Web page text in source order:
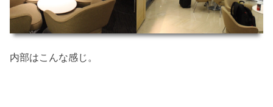
内部はこんな感じ。